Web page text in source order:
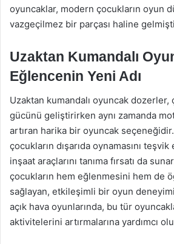
oyuncaklar, modern çocukların oyun
vazgeçilmez bir parçası haline
Uzaktan Kumandalı
Eğlencenin Yeni Adı
Uzaktan kumandalı oyuncak dozerler,
gücünü geliştirirken aynı zamanda
artıran harika bir oyuncak
çocukların dışarıda oynamasını
inşaat araçlarını tanıma fırsatı da
çocukların hem eğlenmesini hem de
sağlayan, etkileşimli bir oyun
açık hava oyunlarında, bu tür
aktivitelerini artırmalarına yardımcı